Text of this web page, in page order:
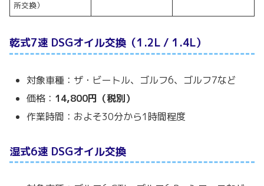
所交換）
乾式7速 DSGオイル交換（1.2L / 1.4L）
対象車種：ザ・ビートル、ゴルフ6、ゴルフ7など
価格： 14,800円（税別）
作業時間：およそ30分から1時間程度
湿式6速 DSGオイル交換